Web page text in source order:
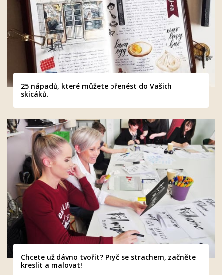
25 nápadů, které můžete přenést do Vašich
skicáků.
Chcete už dávno tvořit? Pryč se strachem, začněte
kreslit a malovat!